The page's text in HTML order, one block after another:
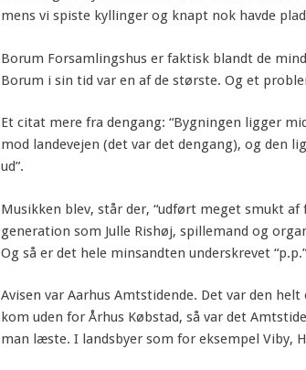
mens vi spiste kyllinger og knapt nok havde
Borum Forsamlingshus er faktisk blandt de
Borum i sin tid var en af de største. Og et
Et citat mere fra dengang: “Bygningen ligger
mod landevejen (det var det dengang), og den
ud”.
Musikken blev, står der, “udført meget smukt
generation som Julle Rishøj, spillemand og
Og så er det hele minsandten underskrevet “p.p.”
Avisen var Aarhus Amtstidende. Det var den
kom uden for Århus Købstad, så var det
man læste. I landsbyer som for eksempel Viby,